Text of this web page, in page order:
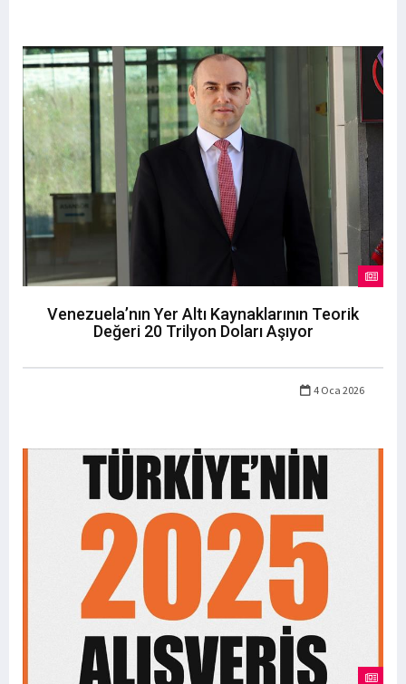
Venezuela’nın Yer Altı Kaynaklarının Teorik
Değeri 20 Trilyon Doları Aşıyor
4 Oca 2026